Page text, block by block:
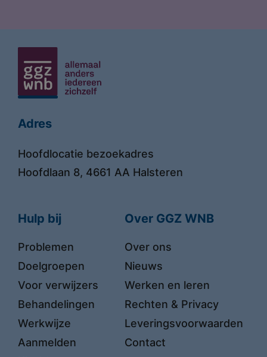
Adres
Hoofdlocatie bezoekadres
Hoofdlaan 8, 4661 AA Halsteren
Hulp bij
Problemen
Doelgroepen
Voor verwijzers
Behandelingen
Werkwijze
Aanmelden
Over GGZ WNB
Over ons
Nieuws
Werken en leren
Rechten & Privacy
Leveringsvoorwaarden
Contact